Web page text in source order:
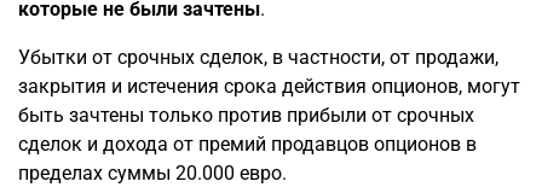
которые не были зачтены.
Убытки от срочных сделок, в частности, от продажи,
закрытия и истечения срока действия опционов, могут
быть зачтены только против прибыли от срочных
сделок и дохода от премий продавцов опционов в
пределах суммы 20.000 евро.